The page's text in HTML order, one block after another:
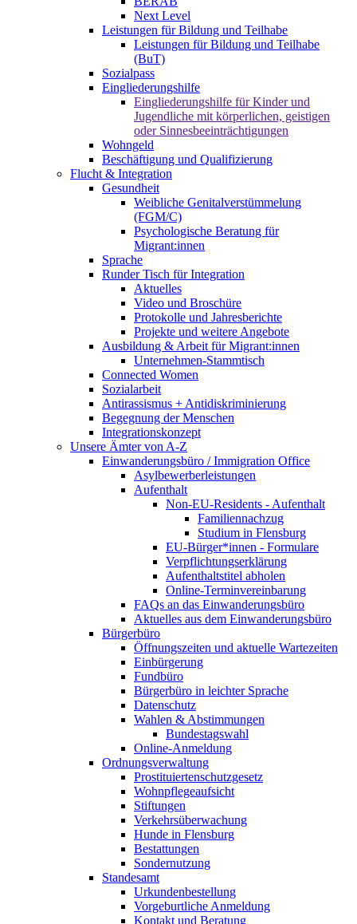
Next Level
Leistungen für Bildung und Teilhabe
Leistungen für Bildung und Teilhabe
(BuT)
Sozialpass
Eingliederungshilfe
Eingliederungshilfe für Kinder und
Jugendliche mit körperlichen, geistigen
oder Sinnesbeeinträchtigungen
Wohngeld
Beschäftigung und Qualifizierung
Flucht & Integration
Gesundheit
Weibliche Genitalverstümmelung
(FGM/C)
Psychologische Beratung für
Migrant:innen
Sprache
Runder Tisch für Integration
Aktuelles
Video und Broschüre
Protokolle und Jahresberichte
Projekte und weitere Angebote
Ausbildung & Arbeit für Migrant:innen
Unternehmen-Stammtisch
Connected Women
Sozialarbeit
Antirassismus + Antidiskriminierung
Begegnung der Menschen
Integrationskonzept
Unsere Ämter von A-Z
Einwanderungsbüro / Immigration Office
Asylbewerberleistungen
Aufenthalt
Non-EU-Residents - Aufenthalt
Familiennachzug
Studium in Flensburg
EU-Bürger*innen - Formulare
Verpflichtungserklärung
Aufenthaltstitel abholen
Online-Terminvereinbarung
FAQs an das Einwanderungsbüro
Aktuelles aus dem Einwanderungsbüro
Bürgerbüro
Öffnungszeiten und aktuelle Wartezeiten
Einbürgerung
Fundbüro
Bürgerbüro in leichter Sprache
Datenschutz
Wahlen & Abstimmungen
Bundestagswahl
Online-Anmeldung
Ordnungsverwaltung
Prostituiertenschutzgesetz
Wohnpflegeaufsicht
Stiftungen
Verkehrsüberwachung
Hunde in Flensburg
Bestattungen
Sondernutzung
Standesamt
Urkundenbestellung
Vorgeburtliche Anmeldung
Kontakt und Beratung